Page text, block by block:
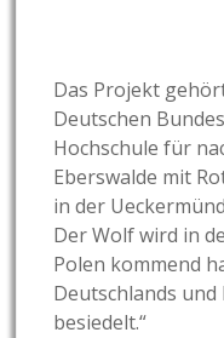
Das Projekt
Deutschen
Hochschule für
Eberswalde mit
in der
Der Wolf wird in
Polen kommend
Deutschlands
besiedelt.“